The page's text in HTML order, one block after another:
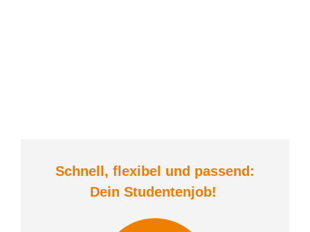
Schnell, flexibel und passend:
Dein Studentenjob!